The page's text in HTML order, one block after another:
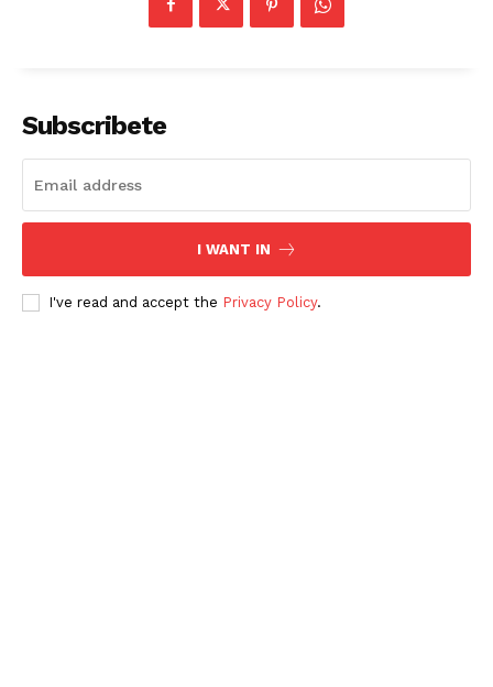
Subscribete
I WANT IN
I've read and accept the Privacy Policy.